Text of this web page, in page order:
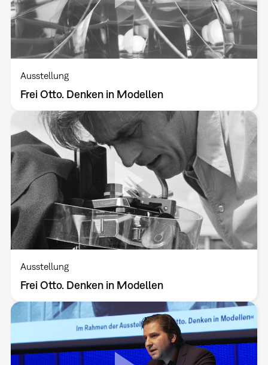
Ausstellung
Frei Otto. Denken in Modellen
Ausstellung
Frei Otto. Denken in Modellen